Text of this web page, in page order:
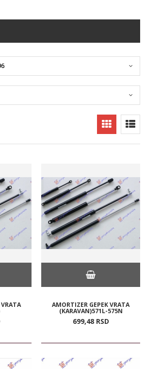
AMORTIZER GEPEK VRATA
(KARAVAN)571L-575N
699,48 RSD